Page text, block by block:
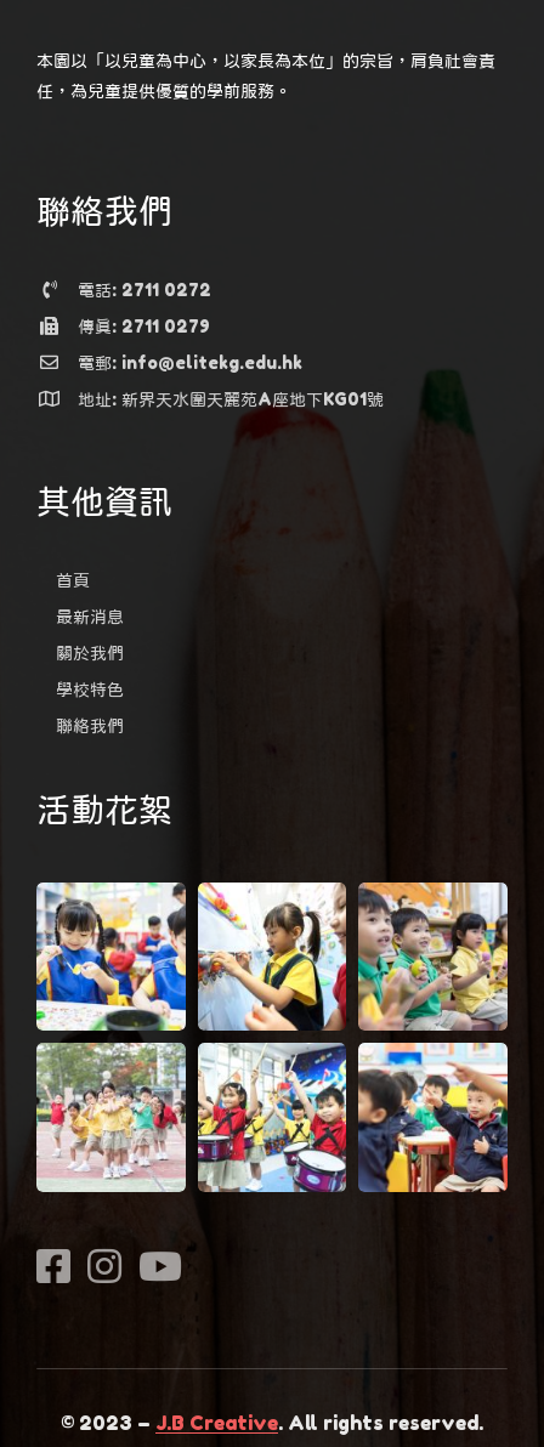
本園以「以兒童為中心，以家長為本位」的宗旨，肩負社會責
任，為兒童提供優質的學前服務。
聯絡我們
電話: 2711 0272
傳真: 2711 0279
電郵: info@elitekg.edu.hk
地址: 新界天水圍天麗苑A座地下KG01號
其他資訊
首頁
最新消息
關於我們
學校特色
聯絡我們
活動花絮
© 2023 – J.B Creative. All rights reserved.